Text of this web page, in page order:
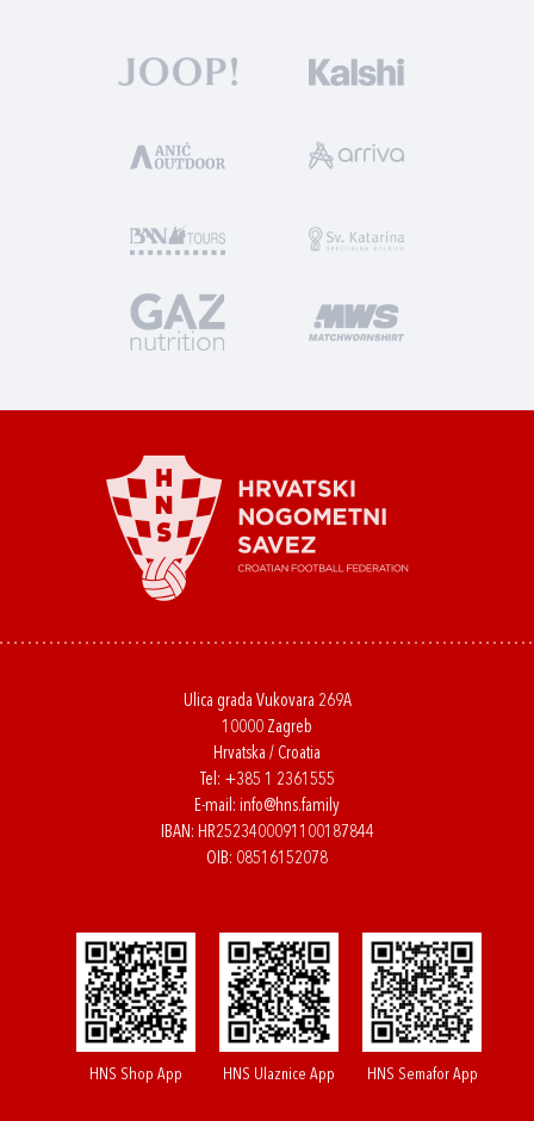
Ulica grada Vukovara 269A
10000 Zagreb
Hrvatska / Croatia
Tel: +385 1 2361555
E-mail: info@hns.family
IBAN: HR2523400091100187844
OIB: 08516152078
HNS Shop App HNS Ulaznice App HNS Semafor App